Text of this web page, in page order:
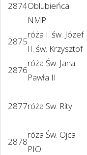
2874Oblubieńca
NMP
2875
róża I. św. Józef
II. św. Krzysztof
2876
róża Św. Jana
Pawła II
2877róża Sw. Rity
2878
róża Św. Ojca
PIO